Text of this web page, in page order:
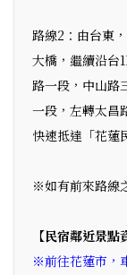
路線2：由台東
大橋，繼續沿台
路一段，中山路
一段，左轉太昌
快速抵達「花蓮
※如有前來路線
【民宿鄰近景點
※前往花蓮市，